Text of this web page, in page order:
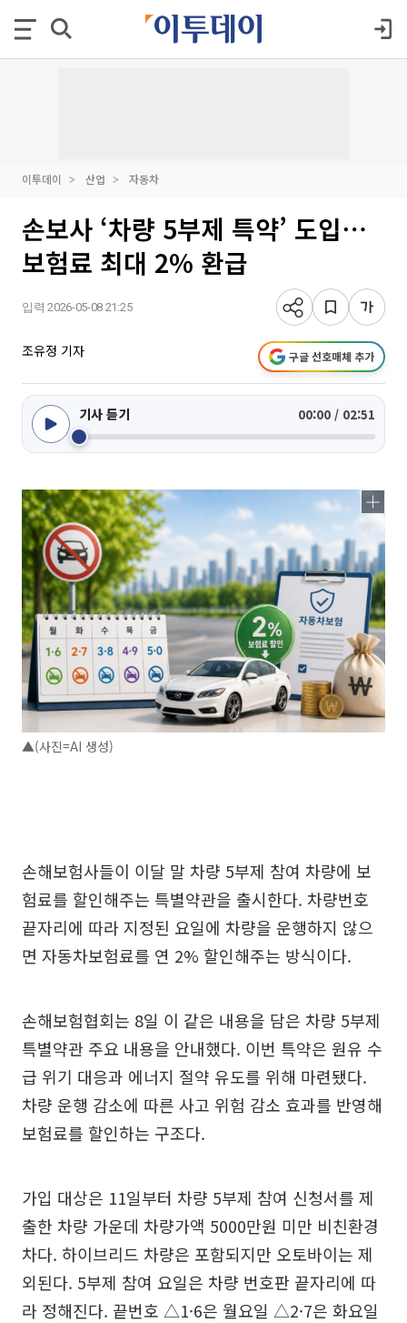
이투데이 산업 자동차
손보사 ‘차량 5부제 특약’ 도입⋯
보험료 최대 2% 환급
입력 2026-05-08 21:25
조유정 기자 구글 선호매체 추가
기사 듣기 00:00 / 02:51
▲(사진=AI 생성)
손해보험사들이 이달 말 차량 5부제 참여 차량에 보
험료를 할인해주는 특별약관을 출시한다. 차량번호
끝자리에 따라 지정된 요일에 차량을 운행하지 않으
면 자동차보험료를 연 2% 할인해주는 방식이다.
손해보험협회는 8일 이 같은 내용을 담은 차량 5부제
특별약관 주요 내용을 안내했다. 이번 특약은 원유 수
급 위기 대응과 에너지 절약 유도를 위해 마련됐다.
차량 운행 감소에 따른 사고 위험 감소 효과를 반영해
보험료를 할인하는 구조다.
가입 대상은 11일부터 차량 5부제 참여 신청서를 제
출한 차량 가운데 차량가액 5000만원 미만 비친환경
차다. 하이브리드 차량은 포함되지만 오토바이는 제
외된다. 5부제 참여 요일은 차량 번호판 끝자리에 따
라 정해진다. 끝번호 △1·6은 월요일 △2·7은 화요일